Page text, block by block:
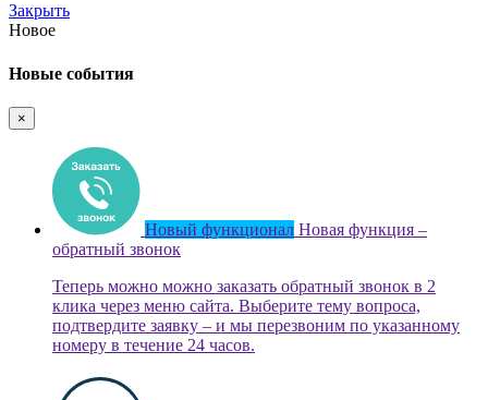
Закрыть
Новое
Новые события
×
Новый функционал Новая функция –
обратный звонок
Теперь можно можно заказать обратный звонок в 2
клика через меню сайта. Выберите тему вопроса,
подтвердите заявку – и мы перезвоним по указанному
номеру в течение 24 часов.